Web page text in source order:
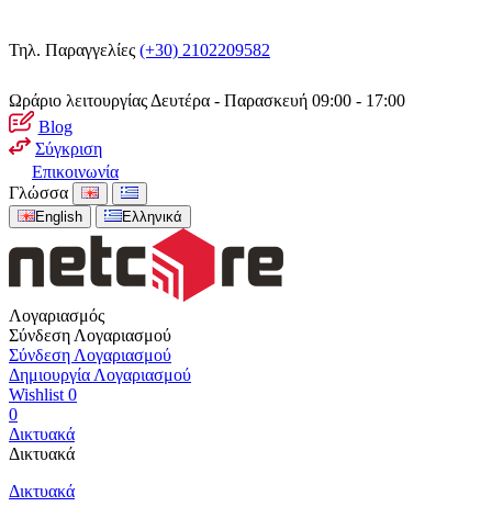
Τηλ. Παραγγελίες (+30) 2102209582
Ωράριο λειτουργίας Δευτέρα - Παρασκευή 09:00 - 17:00
Blog
Σύγκριση
Επικοινωνία
Γλώσσα
English Ελληνικά
Λογαριασμός
Σύνδεση Λογαριασμού
Σύνδεση Λογαριασμού
Δημιουργία Λογαριασμού
Wishlist 0
0
Δικτυακά
Δικτυακά
Δικτυακά